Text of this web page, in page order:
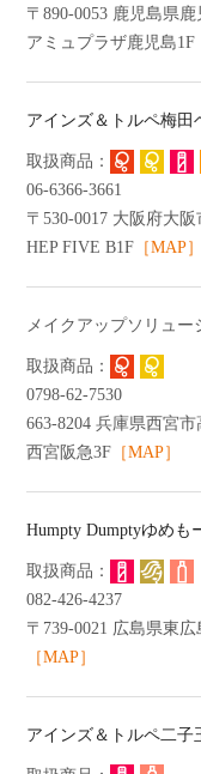
〒890-0053 鹿児島県
アミュプラザ鹿児島1F
アインズ＆トルペ梅田
06-6366-3661
〒530-0017 大阪府大
HEP FIVE B1F ［MAP］
メイクアップソリュ
0798-62-7530
663-8204 兵庫県西宮市
西宮阪急3F ［MAP］
Humpty Dumptyゆめも
082-426-4237
〒739-0021 広島県東
［MAP］
アインズ＆トルペ二子